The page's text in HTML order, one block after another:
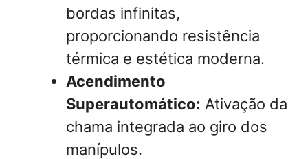
bordas infinitas,
proporcionando resistência
térmica e estética moderna.
Acendimento
Superautomático: Ativação da
chama integrada ao giro dos
manípulos.